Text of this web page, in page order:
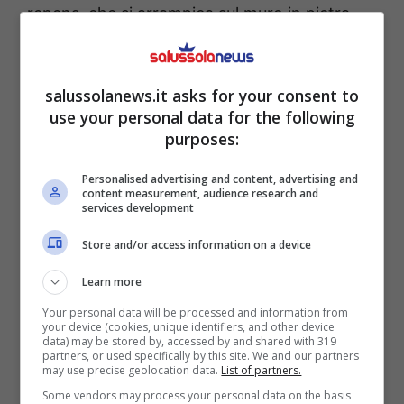
repens, che si arrampica sul muro in pietra.
Un itinerario per scoprire la bellezza naturale di Biella e dei
salussolanews.it
A Biella Piazzo si trovano diversipunti
salussolanews.it asks for your consent to
use your personal data for the following
purposes:
Personalised advertising and content, advertising and
content measurement, audience research and
services development
Store and/or access information on a device
Learn more
Your personal data will be processed and information from
your device (cookies, unique identifiers, and other device
data) may be stored by, accessed by and shared with 319
partners, or used specifically by this site. We and our partners
may use precise geolocation data. List of partners.
Some vendors may process your personal data on the basis